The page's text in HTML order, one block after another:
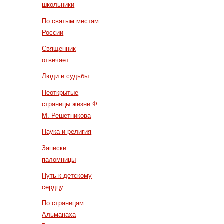
школьники
По святым местам
России
Священник
отвечает
Люди и судьбы
Неоткрытые
страницы жизни Ф.
М. Решетникова
Наука и религия
Записки
паломницы
Путь к детскому
сердцу
По страницам
Альманаха